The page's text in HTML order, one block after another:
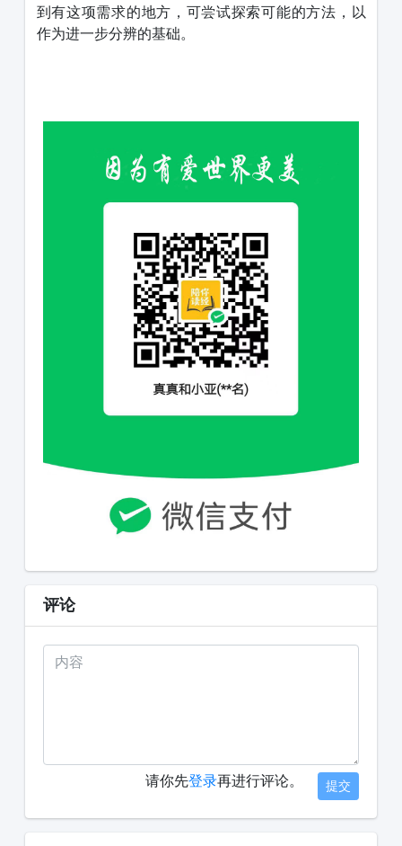
到有这项需求的地方，可尝试探索可能的方法，以
作为进一步分辨的基础。
评论
请你先登录再进行评论。 提交